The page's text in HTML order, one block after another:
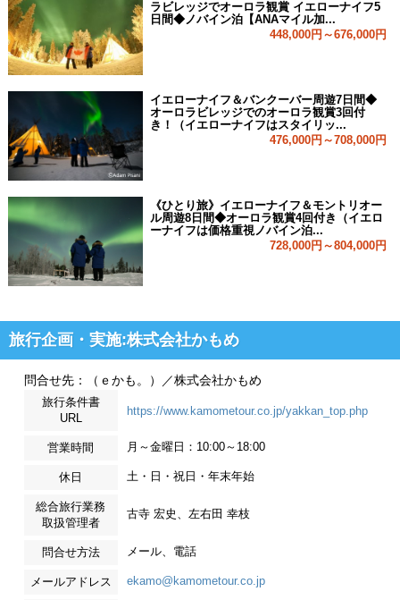
ラビレッジでオーロラ観賞 イエローナイフ5
日間◆ノバイン泊【ANAマイル加...
448,000円～676,000円
イエローナイフ＆バンクーバー周遊7日間◆
オーロラビレッジでのオーロラ観賞3回付
き！（イエローナイフはスタイリッ...
476,000円～708,000円
《ひとり旅》イエローナイフ＆モントリオー
ル周遊8日間◆オーロラ観賞4回付き（イエロ
ーナイフは価格重視ノバイン泊...
728,000円～804,000円
旅行企画・実施:株式会社かもめ
問合せ先：（ｅかも。）／株式会社かもめ
旅行条件書
URL
https://www.kamometour.co.jp/yakkan_top.php
営業時間 月～金曜日：10:00～18:00
休日 土・日・祝日・年末年始
総合旅行業務
取扱管理者
古寺 宏史、左右田 幸枝
問合せ方法 メール、電話
メールアドレス ekamo@kamometour.co.jp